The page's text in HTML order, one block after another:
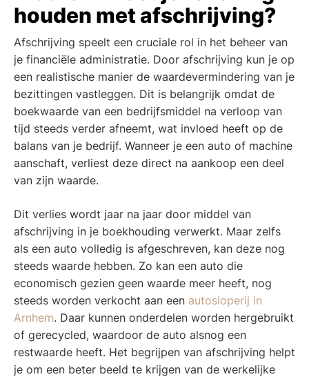
houden met afschrijving?
Afschrijving speelt een cruciale rol in het beheer van
je financiële administratie. Door afschrijving kun je op
een realistische manier de waardevermindering van je
bezittingen vastleggen. Dit is belangrijk omdat de
boekwaarde van een bedrijfsmiddel na verloop van
tijd steeds verder afneemt, wat invloed heeft op de
balans van je bedrijf. Wanneer je een auto of machine
aanschaft, verliest deze direct na aankoop een deel
van zijn waarde.
Dit verlies wordt jaar na jaar door middel van
afschrijving in je boekhouding verwerkt. Maar zelfs
als een auto volledig is afgeschreven, kan deze nog
steeds waarde hebben. Zo kan een auto die
economisch gezien geen waarde meer heeft, nog
steeds worden verkocht aan een autosloperij in
Arnhem. Daar kunnen onderdelen worden hergebruikt
of gerecycled, waardoor de auto alsnog een
restwaarde heeft. Het begrijpen van afschrijving helpt
je om een beter beeld te krijgen van de werkelijke